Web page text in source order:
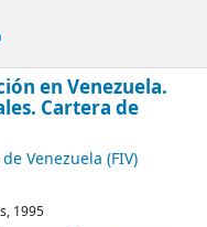
en Venezuela.
Cartera de
Venezuela (FIV)
1995